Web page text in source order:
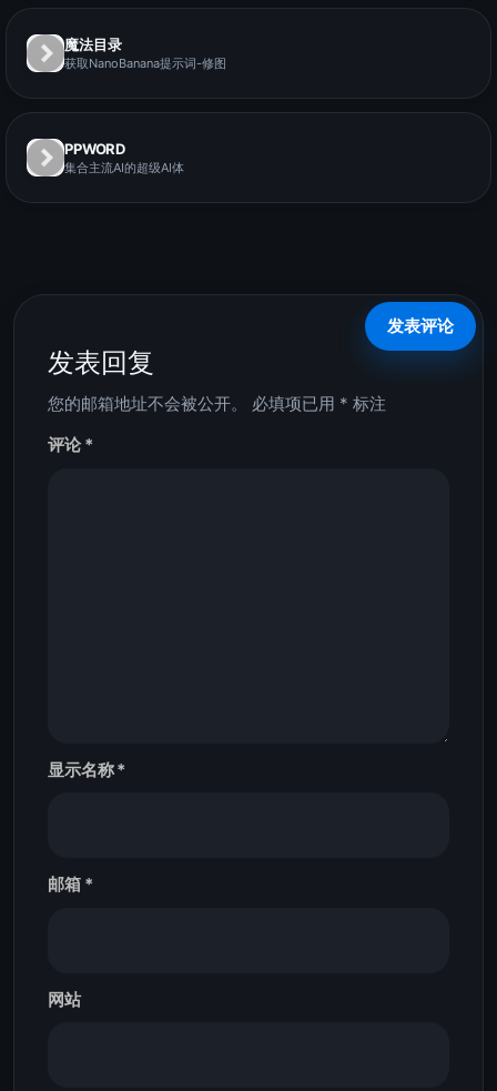
魔法目录
获取NanoBanana提示词-修图
PPWORD
集合主流AI的超级AI体
发表回复
您的邮箱地址不会被公开。 必填项已用 * 标注
评论*
显示名称*
邮箱 *
网站